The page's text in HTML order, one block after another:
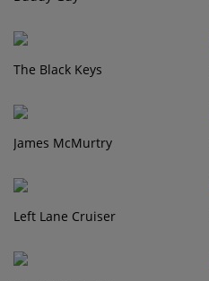
The Black Keys
James McMurtry
Left Lane Cruiser